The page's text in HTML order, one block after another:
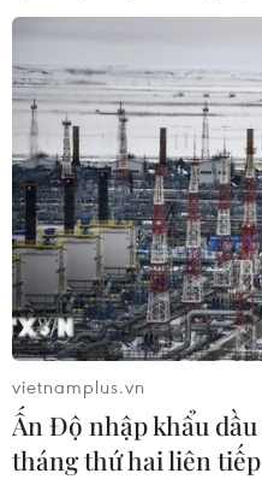
vietnamplus.vn
Ấn Độ nhập khẩu
tháng thứ hai liên tiếp